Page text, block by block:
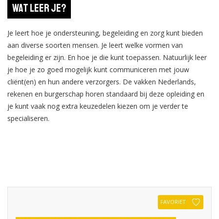
Wat leer je?
Je leert hoe je ondersteuning, begeleiding en zorg kunt bieden
aan diverse soorten mensen. Je leert welke vormen van
begeleiding er zijn. En hoe je die kunt toepassen. Natuurlijk leer
je hoe je zo goed mogelijk kunt communiceren met jouw
cliënt(en) en hun andere verzorgers. De vakken Nederlands,
rekenen en burgerschap horen standaard bij deze opleiding en
je kunt vaak nog extra keuzedelen kiezen om je verder te
specialiseren.
FAVORIET